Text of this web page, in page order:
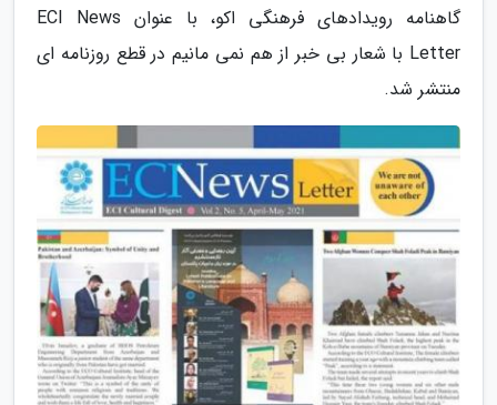
گاهنامه رویدادهای فرهنگی اکو، با عنوان ECI News
Letter با شعار بی خبر از هم نمی مانیم در قطع روزنامه ای
منتشر شد.